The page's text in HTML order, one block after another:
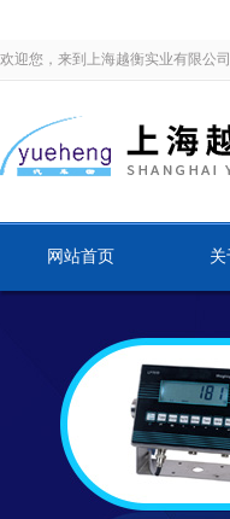
欢迎您，来到上海越衡实业有限公司
网站首页 关